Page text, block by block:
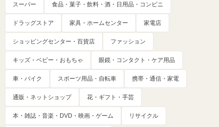
スーパー 食品・菓子・飲料・酒・日用品・コンビニ
ドラッグストア 家具・ホームセンター 家電店
ショッピングセンター・百貨店 ファッション
キッズ・ベビー・おもちゃ 眼鏡・コンタクト・ケア用品
車・バイク スポーツ用品・自転車 携帯・通信・家電
通販・ネットショップ 花・ギフト・手芸
本・雑誌・音楽・DVD・映画・ゲーム リサイクル